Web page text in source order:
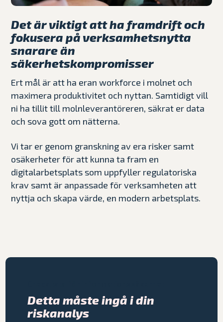
Det är viktigt att ha framdrift och
fokusera på verksamhetsnytta
snarare än
säkerhetskompromisser
Ert mål är att ha eran workforce i molnet och
maximera produktivitet och nyttan. Samtidigt vill
ni ha tillit till molnleverantöreren, säkrat er data
och sova gott om nätterna.
Vi tar er genom granskning av era risker samt
osäkerheter för att kunna ta fram en
digitalarbetsplats som uppfyller regulatoriska
krav samt är anpassade för verksamheten att
nyttja och skapa värde, en modern arbetsplats.
Detta måste ingå i din
riskanalys